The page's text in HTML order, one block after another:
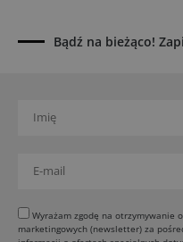
Fendt, Valtra i Massey
maszyn rolniczych
bijakowe
Rzepak hybrydowy:
Europejski przemysł
01.08.2026
Bądź na bieżąco!
Wyrażam zgodę na otrzymywanie
marketingowych (newsletter) za